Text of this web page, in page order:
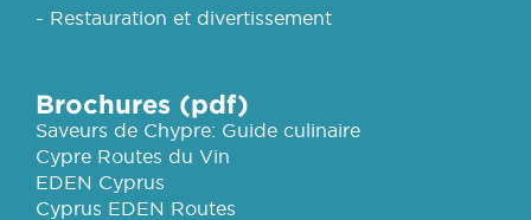
- Restauration et divertissement
Brochures (pdf)
Saveurs de Chypre: Guide culinaire
Cypre Routes du Vin
EDEN Cyprus
Cyprus EDEN Routes